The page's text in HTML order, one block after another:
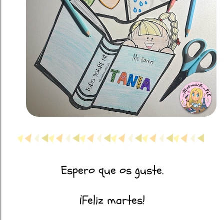
Espero que os guste.
¡Feliz martes!